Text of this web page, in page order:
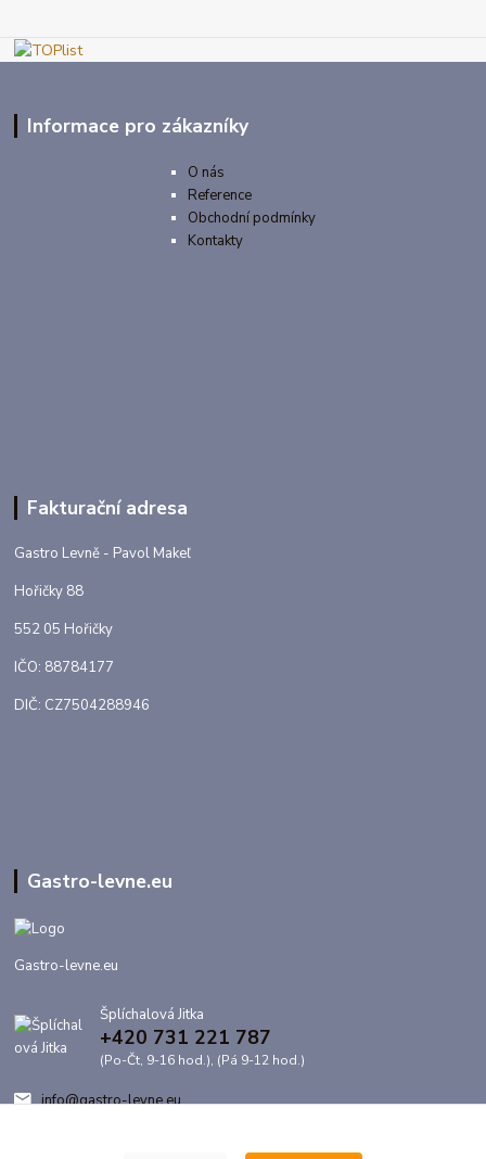
Informace pro zákazníky
O nás
Reference
Obchodní podmínky
Kontakty
Fakturační adresa
Gastro Levně - Pavol Makeľ
Hořičky 88
552 05 Hořičky
IČO: 88784177
DIČ: CZ7504288946
Gastro-levne.eu
Gastro-levne.eu
Šplíchalová Jitka
+420 731 221 787
(Po-Čt, 9-16 hod.), (Pá 9-12 hod.)
info@gastro-levne.eu